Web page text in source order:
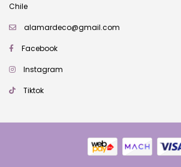
Chile
alamardeco@gmail.com
Facebook
Instagram
Tiktok